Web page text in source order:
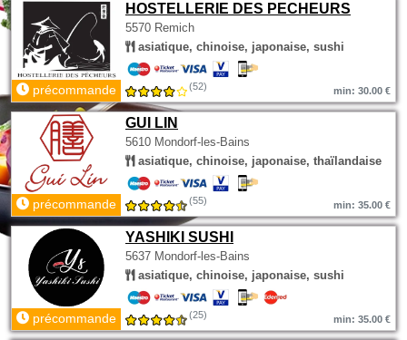
HOSTELLERIE DES PECHEURS
5570 Remich
asiatique, chinoise, japonaise, sushi
précommande (52) min: 30.00 €
GUI LIN
5610 Mondorf-les-Bains
asiatique, chinoise, japonaise, thaïlandaise
précommande (55) min: 35.00 €
YASHIKI SUSHI
5637 Mondorf-les-Bains
asiatique, chinoise, japonaise, sushi
précommande (25) min: 35.00 €